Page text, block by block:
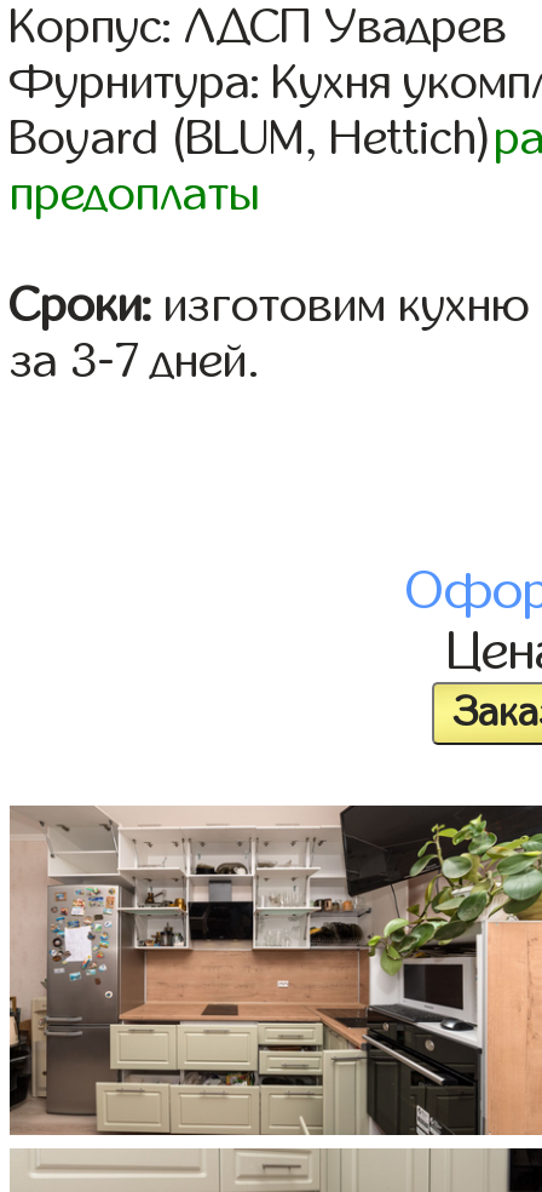
Корпус: ЛДСП Увадрев
Фурнитура: Кухня
Boyard (BLUM, Hettich)
предоплаты
Сроки: изготовим
за 3-7 дней.